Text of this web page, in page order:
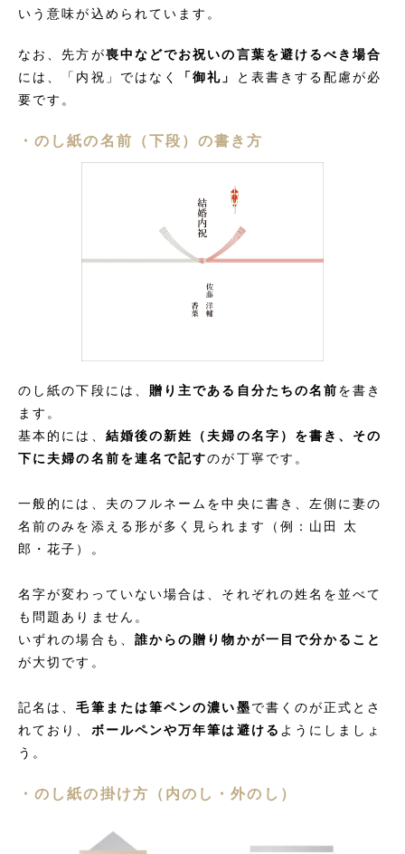
いう意味が込められています。
なお、先方が喪中などでお祝いの言葉を避けるべき場合
には、「内祝」ではなく
「御礼」
と表書きする配慮が必
要です。
・のし紙の名前（下段）の書き方
のし紙の下段には、 贈り主である自分たちの名前を書き
ます。
基本的には、 結婚後の新姓（夫婦の名字）を書き、その
下に夫婦の名前を連名で記すのが丁寧です。
一般的には、夫のフルネームを中央に書き、左側に妻の
名前のみを添える形が多く見られます（例：山田 太
郎・花子）。
名字が変わっていない場合は、それぞれの姓名を並べて
も問題ありません。
いずれの場合も、 誰からの贈り物かが一目で分かること
が大切です。
記名は、毛筆または筆ペンの濃い墨で書くのが正式とさ
れており、 ボールペンや万年筆は避ける ようにしましょ
う。
・のし紙の掛け方（内のし・外のし）